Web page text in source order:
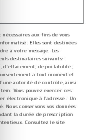
nécessaires aux fins de vous
Elles sont destinées
à votre message. Les
destinataires suivants: .
d’effacement, de portabilité,
à tout moment et
autorité de contrôle, ainsi
Vous pouvez exercer ces
électronique à l'adresse . Un
conservons vos données
la durée de prescription
Consultez le site